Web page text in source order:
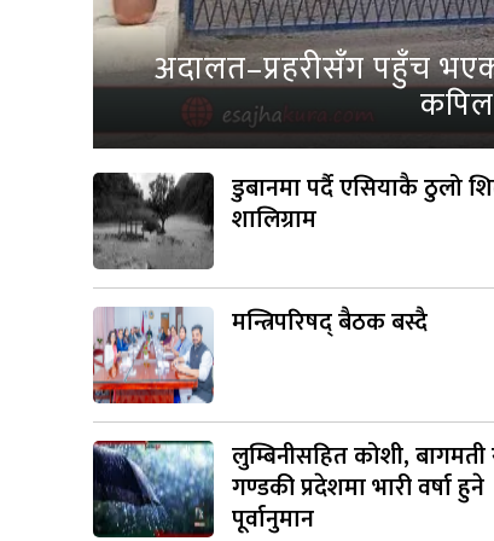
अदालत–प्रहरीसँग पहुँच
डुबानमा पर्दै एसियाकै ठुलो
शालिग्राम
मन्त्रिपरिषद् बैठक बस्दै
लुम्बिनीसहित कोशी, बागमती
गण्डकी प्रदेशमा भारी वर्षा हुने
पूर्वानुमान